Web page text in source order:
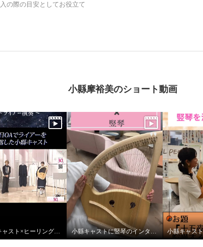
の際の目安としてお役立て
小縣摩裕美のショート動画
TV通販キャスト×ヒーリング ライアー演奏 小縣キャストに竪琴のインタビューをしました